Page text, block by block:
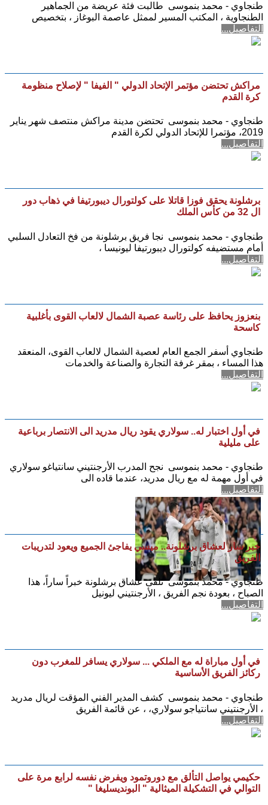
طنجاوي - محمد بنموسى طالبت فئة عريضة من الجماهير
الطنجاوية ، المكتب المسير لممثل عاصمة البوغاز ، بتخصيص
التفاصيل...
مراكش تحتضن مؤتمر الإتحاد الدولي " الفيفا " لإصلاح منظومة
كرة القدم
طنجاوي - محمد بنموسى تحتضن مدينة مراكش منتصف شهر يناير
2019، مؤتمرا للإتحاد الدولي لكرة القدم
التفاصيل...
برشلونة يحقق فوزا قاتلا على كولتورال ديبورتيفا في ذهاب دور
ال 32 من كأس الملك
طنجاوي - محمد بنموسى نجا فريق برشلونة من فخ التعادل السلبي
أمام مستضيفه كولتورال ديبورتيفا ليونيسا ،
التفاصيل...
بنعزوز يحافظ على رئاسة عصبة الشمال لالعاب القوى بأغلبية
كاسحة
طنجاوي أسفر الجمع العام لعصية الشمال لالعاب القوى، المنعقد
هذا المساء ، بمقر غرفة التجارة والصناعة والخدمات
التفاصيل...
في أول اختبار له.. سولاري يقود ريال مدريد الى الانتصار برباعية
على مليلية
طنجاوي - محمد بنموسى نجح المدرب الأرجنتيني سانتياغو سولاري
في أول مهمة له مع ريال مدريد، عندما قاده الى
التفاصيل...
خبر سار لعشاق برشلونة.. ميسي يفاجئ الجميع ويعود لتدريبات
الفريق
طنجاوي - محمد بنموسى تلقى عشاق برشلونة خبراً ساراً، هذا
الصباح ، بعودة نجم الفريق ، الأرجنتيني ليونيل
التفاصيل...
في أول مباراة له مع الملكي ... سولاري يسافر للمغرب دون
ركائز الفريق الأساسية
طنجاوي - محمد بنموسى كشف المدير الفني المؤقت لريال مدريد
، الأرجنتيني سانتياجو سولاري، ، عن قائمة الفريق
التفاصيل...
حكيمي يواصل التألق مع دوروتمود ويفرض نفسه لرابع مرة على
التوالي في التشكيلة الميثالية " البونديسليغا "